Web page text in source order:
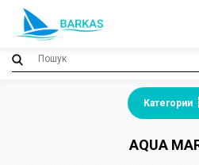
Категории
AQUA